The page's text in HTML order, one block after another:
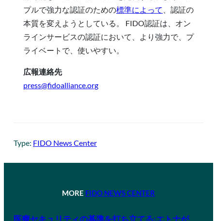
プルで強力な認証のための標準によって
、認証の
本質を変えようとしている。 FIDO認証は、オン
ラインサービスの認証において、より強力で、プ
ライベートで、使いやすい。
広報連絡先
press@fidoalliance.org
Type: FIDO News Center
MORE FIDO NEWS CENTER
医療セキュリティの基準を打ち立てる:エトナが